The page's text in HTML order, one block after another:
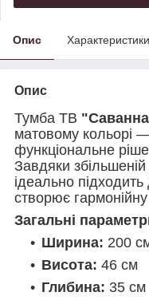
Опис Характеристики
Опис
Тумба ТВ
матовому кольорі
функціональне
Завдяки
ідеально
створює
Загальні
Ширина: 200
Висота: 46 см
Глибина: 35 см